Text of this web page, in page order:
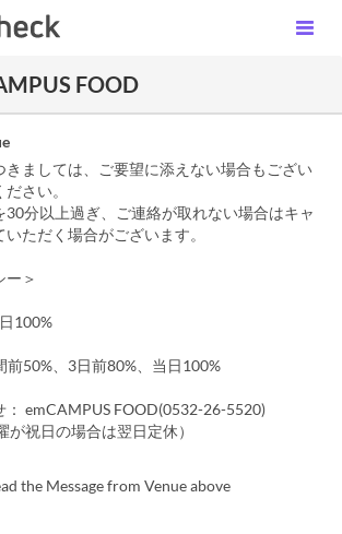
FOOD
ましては、ご要望に添えない場合もござい
さい。
分以上過ぎ、ご連絡が取れない場合はキャ
ただく場合がございます。
ー＞
100%
前50%、3日前80%、当日100%
： emCAMPUS FOOD(0532-26-5520)
が祝日の場合は翌日定休）
the Message from Venue above